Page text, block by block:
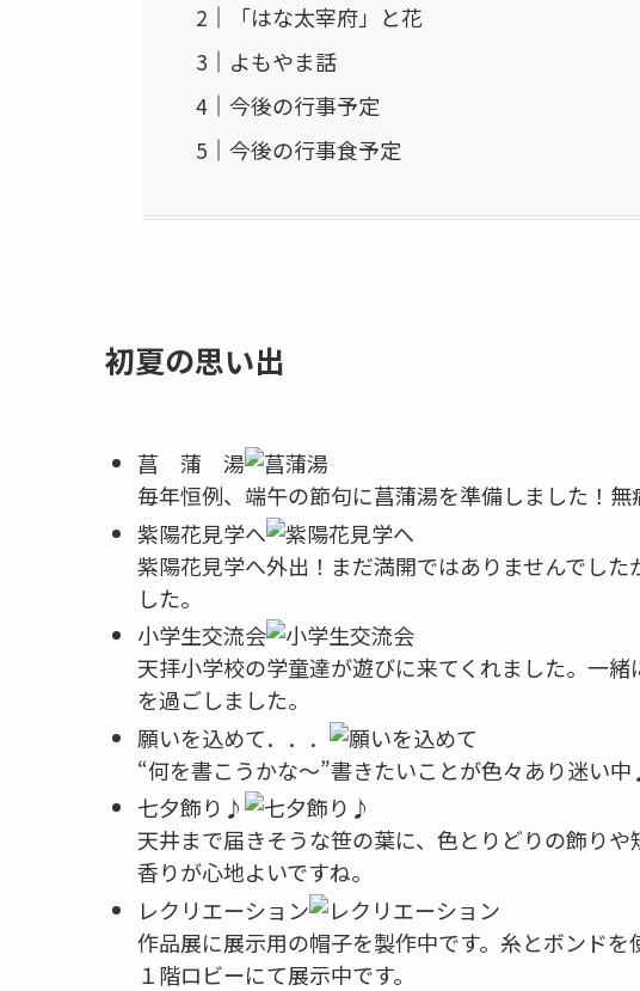
「はな太宰府」と花
よもやま話
今後の行事予定
今後の行事食予定
初夏の思い出
菖 蒲 湯
毎年恒例、端午の節句に菖蒲湯を準備しました！
紫陽花見学へ
紫陽花見学へ外出！まだ満開ではありませんでし
した。
小学生交流会
天拝小学校の学童達が遊びに来てくれました。一
を過ごしました。
願いを込めて．．．
“何を書こうかな～”書きたいことが色々あり迷い
七夕飾り♪
天井まで届きそうな笹の葉に、色とりどりの飾り
香りが心地よいですね。
レクリエーション
作品展に展示用の帽子を製作中です。糸とボンド
１階ロビーにて展示中です。